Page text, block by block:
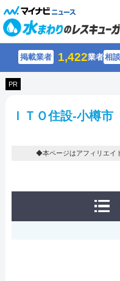
掲載業者 1,422業者相
PR
ＩＴＯ住設-小樽市
◆本ページはアフィリエイ